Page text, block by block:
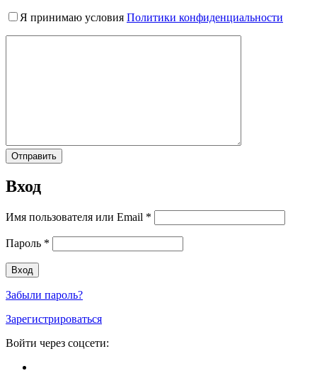
Я принимаю условия Политики конфиденциальности
Вход
Имя пользователя или Email *
Пароль *
Забыли пароль?
Зарегистрироваться
Войти через соцсети: